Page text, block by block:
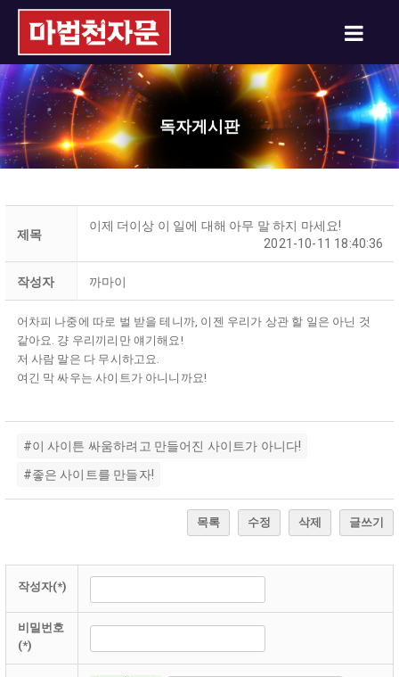
독자게시판
제목
이제 더이상 이 일에 대해 아무 말 하지 마세요!
2021-10-11 18:40:36
작성자 까마이
어차피 나중에 따로 벌 받을 테니까, 이젠 우리가 상관 할 일은 아닌 것
같아요. 걍 우리끼리만 얘기해요!
저 사람 말은 다 무시하고요.
여긴 막 싸우는 사이트가 아니니까요!
#이 사이튼 싸움하려고 만들어진 사이트가 아니다!
#좋은 사이트를 만들자!
목록 수정 삭제 글쓰기
작성자(*)
비밀번호
(*)